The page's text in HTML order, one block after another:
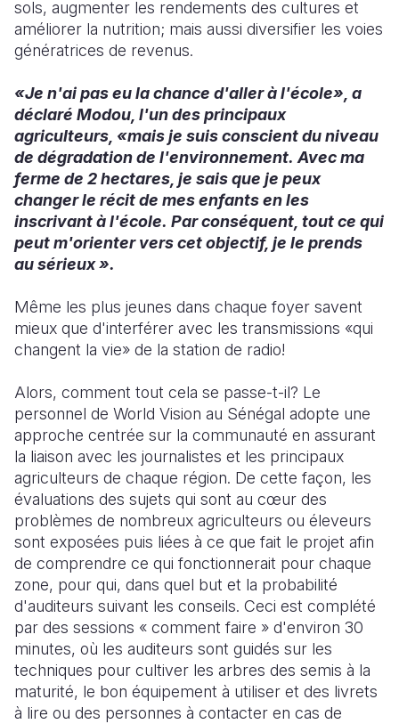
sols, augmenter les rendements des cultures et
améliorer la nutrition; mais aussi diversifier les voies
génératrices de revenus.
«Je n'ai pas eu la chance d'aller à l'école», a
déclaré Modou, l'un des principaux
agriculteurs, «mais je suis conscient du niveau
de dégradation de l'environnement. Avec ma
ferme de 2 hectares, je sais que je peux
changer le récit de mes enfants en les
inscrivant à l'école. Par conséquent, tout ce qui
peut m'orienter vers cet objectif, je le prends
au sérieux ».
Même les plus jeunes dans chaque foyer savent
mieux que d'interférer avec les transmissions «qui
changent la vie» de la station de radio!
Alors, comment tout cela se passe-t-il? Le
personnel de World Vision au Sénégal adopte une
approche centrée sur la communauté en assurant
la liaison avec les journalistes et les principaux
agriculteurs de chaque région. De cette façon, les
évaluations des sujets qui sont au cœur des
problèmes de nombreux agriculteurs ou éleveurs
sont exposées puis liées à ce que fait le projet afin
de comprendre ce qui fonctionnerait pour chaque
zone, pour qui, dans quel but et la probabilité
d'auditeurs suivant les conseils. Ceci est complété
par des sessions « comment faire » d'environ 30
minutes, où les auditeurs sont guidés sur les
techniques pour cultiver les arbres des semis à la
maturité, le bon équipement à utiliser et des livrets
à lire ou des personnes à contacter en cas de